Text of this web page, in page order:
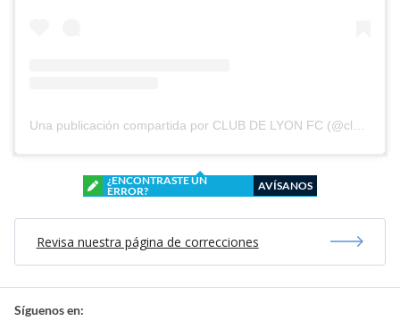
¿ENCONTRASTE UN
ERROR?
AVÍSANOS
Revisa nuestra página de correcciones
Síguenos en: